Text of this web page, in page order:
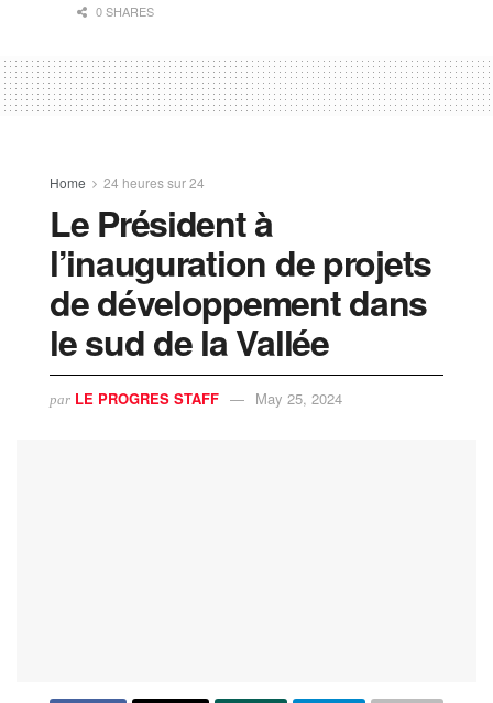
0 SHARES
Home 24 heures sur 24
Le Président à
l’inauguration de projets
de développement dans
le sud de la Vallée
par LE PROGRES STAFF May 25, 2024